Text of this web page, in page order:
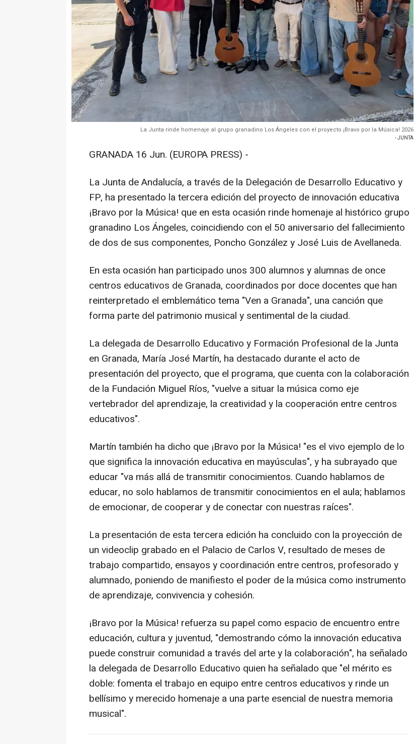
La Junta rinde homenaje al grupo granadino Los Ángeles con el proyecto ¡Bravo por la Música! 2026
- JUNTA
GRANADA 16 Jun. (EUROPA PRESS) -
La Junta de Andalucía, a través de la Delegación de Desarrollo Educativo y
FP, ha presentado la tercera edición del proyecto de innovación educativa
¡Bravo por la Música! que en esta ocasión rinde homenaje al histórico grupo
granadino Los Ángeles, coincidiendo con el 50 aniversario del fallecimiento
de dos de sus componentes, Poncho González y José Luis de Avellaneda.
En esta ocasión han participado unos 300 alumnos y alumnas de once
centros educativos de Granada, coordinados por doce docentes que han
reinterpretado el emblemático tema "Ven a Granada", una canción que
forma parte del patrimonio musical y sentimental de la ciudad.
La delegada de Desarrollo Educativo y Formación Profesional de la Junta
en Granada, María José Martín, ha destacado durante el acto de
presentación del proyecto, que el programa, que cuenta con la colaboración
de la Fundación Miguel Ríos, "vuelve a situar la música como eje
vertebrador del aprendizaje, la creatividad y la cooperación entre centros
educativos".
Martín también ha dicho que ¡Bravo por la Música! "es el vivo ejemplo de lo
que significa la innovación educativa en mayúsculas", y ha subrayado que
educar "va más allá de transmitir conocimientos. Cuando hablamos de
educar, no solo hablamos de transmitir conocimientos en el aula; hablamos
de emocionar, de cooperar y de conectar con nuestras raíces".
La presentación de esta tercera edición ha concluido con la proyección de
un videoclip grabado en el Palacio de Carlos V, resultado de meses de
trabajo compartido, ensayos y coordinación entre centros, profesorado y
alumnado, poniendo de manifiesto el poder de la música como instrumento
de aprendizaje, convivencia y cohesión.
¡Bravo por la Música! refuerza su papel como espacio de encuentro entre
educación, cultura y juventud, "demostrando cómo la innovación educativa
puede construir comunidad a través del arte y la colaboración", ha señalado
la delegada de Desarrollo Educativo quien ha señalado que "el mérito es
doble: fomenta el trabajo en equipo entre centros educativos y rinde un
bellísimo y merecido homenaje a una parte esencial de nuestra memoria
musical".